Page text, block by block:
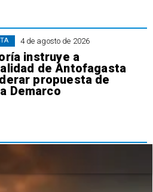
4 de agosto de 2026
instruye a
de Antofagasta
propuesta de
Demarco